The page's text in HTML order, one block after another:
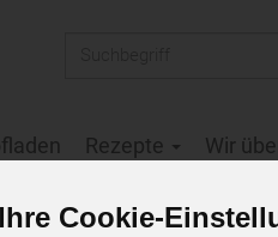
Cookie-
Rezepte Wir